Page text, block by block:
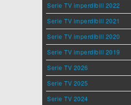
Serie TV imperdibili 2022
Serie TV imperdibili 2021
Serie TV imperdibili 2020
Serie TV imperdibili 2019
Serie TV 2026
Serie TV 2025
Serie TV 2024